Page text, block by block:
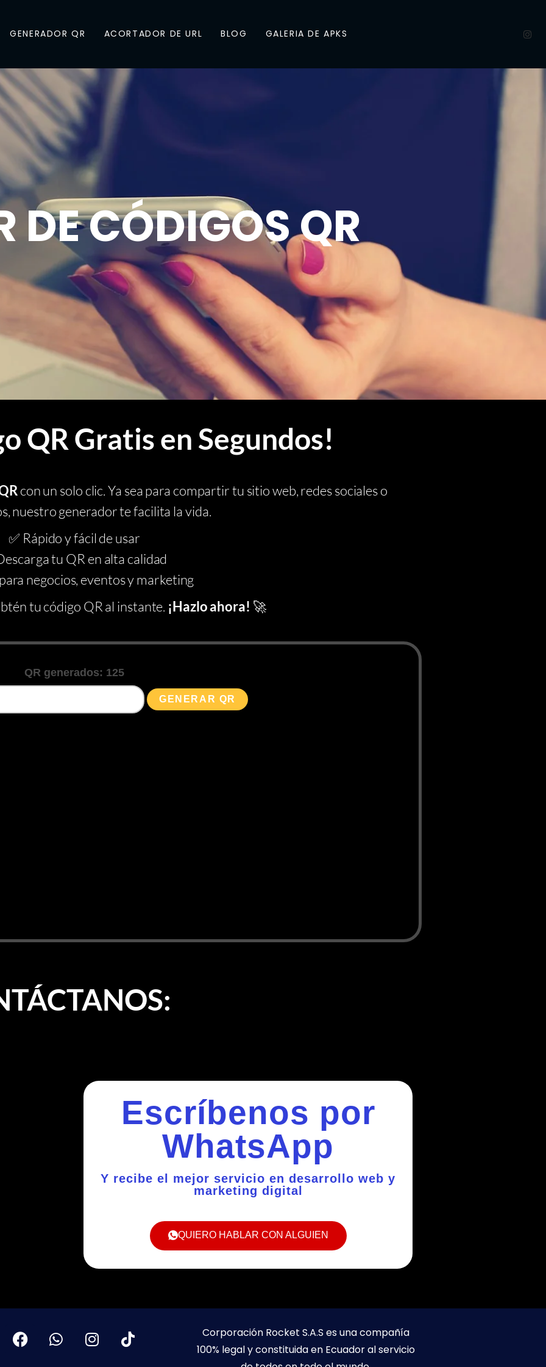
GENERADOR QR ACORTADOR DE URL BLOG GALERIA DE APKS
DE CÓDIGOS QR
QR Gratis en Segundos!
con un solo clic. Ya sea para compartir tu sitio web, redes sociales o
nuestro generador te facilita la vida.
✅ Rápido y fácil de usar
tu QR en alta calidad
negocios, eventos y marketing
tu código QR al instante. ¡Hazlo ahora! 🚀
QR generados: 125
GENERAR QR
Escríbenos por
WhatsApp
Y recibe el mejor servicio en desarrollo web y
marketing digital
QUIERO HABLAR CON ALGUIEN
Corporación Rocket S.A.S es una compañía
100% legal y constituida en Ecuador al servicio